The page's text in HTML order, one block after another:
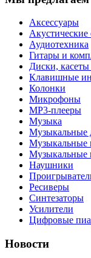
Аксессуары
Акустические
Аудиотехника
Гитары и
Диски,
Клавишные
Колонки
Микрофоны
МР3-плееры
Музыка
Музыкальные
Музыкальные
Музыкальные
Наушники
Ресиверы
Синтезаторы
Усилители
Цифровые
Новости